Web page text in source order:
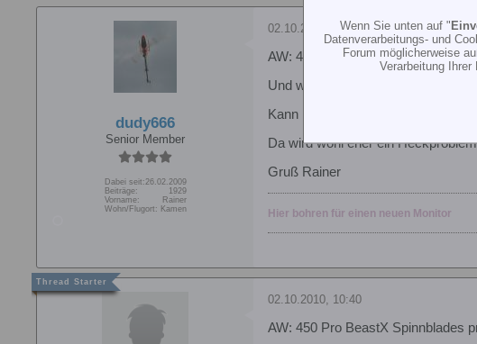
dudy666
Senior Member
Dabei seit: 26.02.2009
Beiträge:
1929
Vorname:
Rainer
Wohn/Flugort: Kamen
02.10.2010, 10:32
AW: 450 Pro BeastX Spinnblades
Und was ist wenn du die alten
Kann mir irgendwie nicht vorstellen
Da wird wohl eher ein
Gruß Rainer
Hier bohren für einen neuen Monitor
02.10.2010, 10:40
AW: 450 Pro BeastX Spinnblades
Wenn Sie unten auf "
Datenverarbeitungs- und
Forum möglicherweise
Verarbeitung